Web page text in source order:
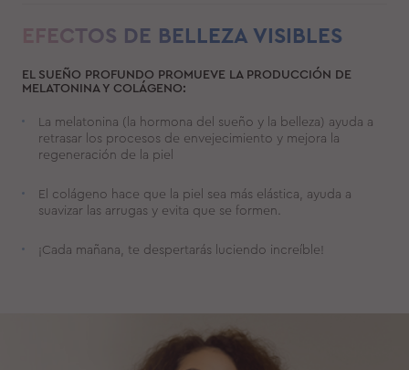
EFECTOS DE BELLEZA VISIBLES
EL SUEÑO PROFUNDO PROMUEVE LA PRODUCCIÓN DE
MELATONINA Y COLÁGENO:
La melatonina (la hormona del sueño y la belleza) ayuda a
retrasar los procesos de envejecimiento y mejora la
regeneración de la piel
El colágeno hace que la piel sea más elástica, ayuda a
suavizar las arrugas y evita que se formen.
¡Cada mañana, te despertarás luciendo increíble!